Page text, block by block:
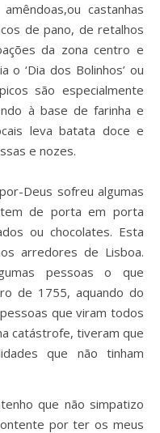
castanhas
de pano, de retalhos
da zona centro e
o ‘Dia dos Bolinhos’ ou
são especialmente
à base de farinha e
leva batata doce e
e nozes.
Deus sofreu algumas
de porta em porta
ou chocolates. Esta
arredores de Lisboa.
pessoas o que
de 1755, aquando do
que viram todos
catástrofe, tiveram que
que não tinham
que não simpatizo
por ter os meus